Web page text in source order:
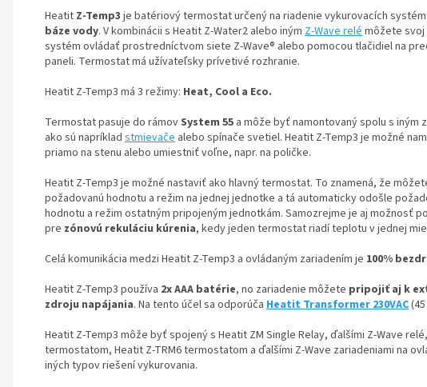
Heatit Z-Temp3 je batériový termostat určený na riadenie vykurovacích
báze vody. V kombinácii s Heatit Z-Water2 alebo iným Z-Wave relémôžete
systém ovládať prostredníctvom siete Z-Wave® alebo pomocou tlačidiel na
paneli. Termostat má užívateľsky prívetivé rozhranie.
Heatit Z-Temp3 má 3 režimy: Heat, Cool a Eco.
Termostat pasuje do rámovSystem 55 a môže byť namontovaný spolu s iným
ako sú napríklad stmievače alebo spínače svetiel. Heatit Z-Temp3 je možné
priamo na stenu alebo umiestniť voľne, napr. na poličke.
Heatit Z-Temp3 je možné nastaviť ako hlavný termostat. To znamená, že
požadovanú hodnotu a režim na jednej jednotke a tá automaticky odošle
hodnotu a režim ostatným pripojeným jednotkám. Samozrejme je aj možnosť
pre zónovú rekuláciu kúrenia, kedy jeden termostat riadí teplotu v jednej
Celá komunikácia medzi Heatit Z-Temp3 a ovládaným zariadením je 100%
Heatit Z-Temp3 používa 2x AAA batérie, no zariadenie môžete pripojiť aj k
zdroju napájania. Na tento účel sa odporúča Heatit Transformer 230VAC
Heatit Z-Temp3 môže byť spojený s Heatit ZM Single Relay, ďalšími Z-Wave
termostatom, Heatit Z-TRM6 termostatom a ďalšími Z-Wave zariadeniami na
iných typov riešení vykurovania.